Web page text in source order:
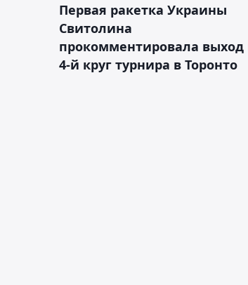
Первая ракетка Украины
Свитолина
прокомментировала выход
4-й круг турнира в Торонто